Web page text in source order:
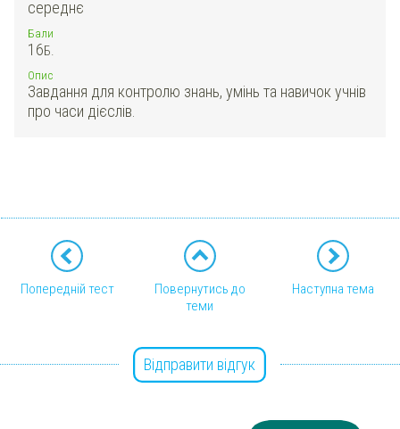
середнє
Бали
16Б.
Опис
Завдання для контролю знань, умінь та навичок учнів
про часи дієслів.
Попередній тест
Повернутись до
теми
Наступна тема
Відправити відгук